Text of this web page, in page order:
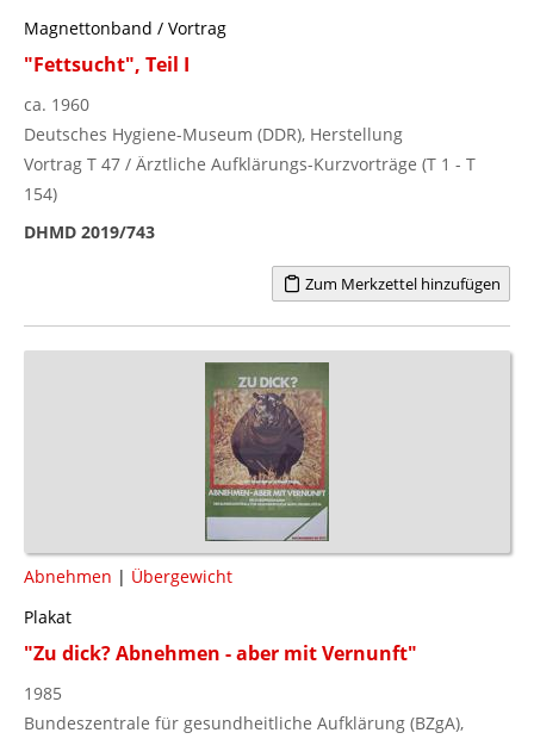
Magnettonband / Vortrag
"Fettsucht", Teil I
ca. 1960
Deutsches Hygiene-Museum (DDR), Herstellung
Vortrag T 47 / Ärztliche Aufklärungs-Kurzvorträge (T 1 - T
154)
DHMD 2019/743
Zum Merkzettel hinzufügen
Abnehmen | Übergewicht
Plakat
"Zu dick? Abnehmen - aber mit Vernunft"
1985
Bundeszentrale für gesundheitliche Aufklärung (BZgA),